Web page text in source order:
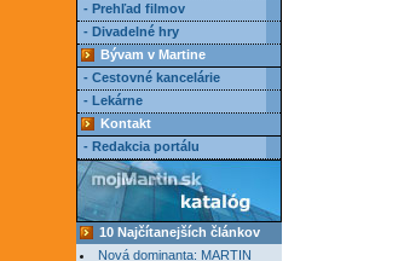
- Prehľad filmov
- Divadelné hry
Bývam v Martine
- Cestovné kancelárie
- Lekárne
Kontakt
- Redakcia portálu
10 Najčítanejších článkov
Nová dominanta: MARTIN